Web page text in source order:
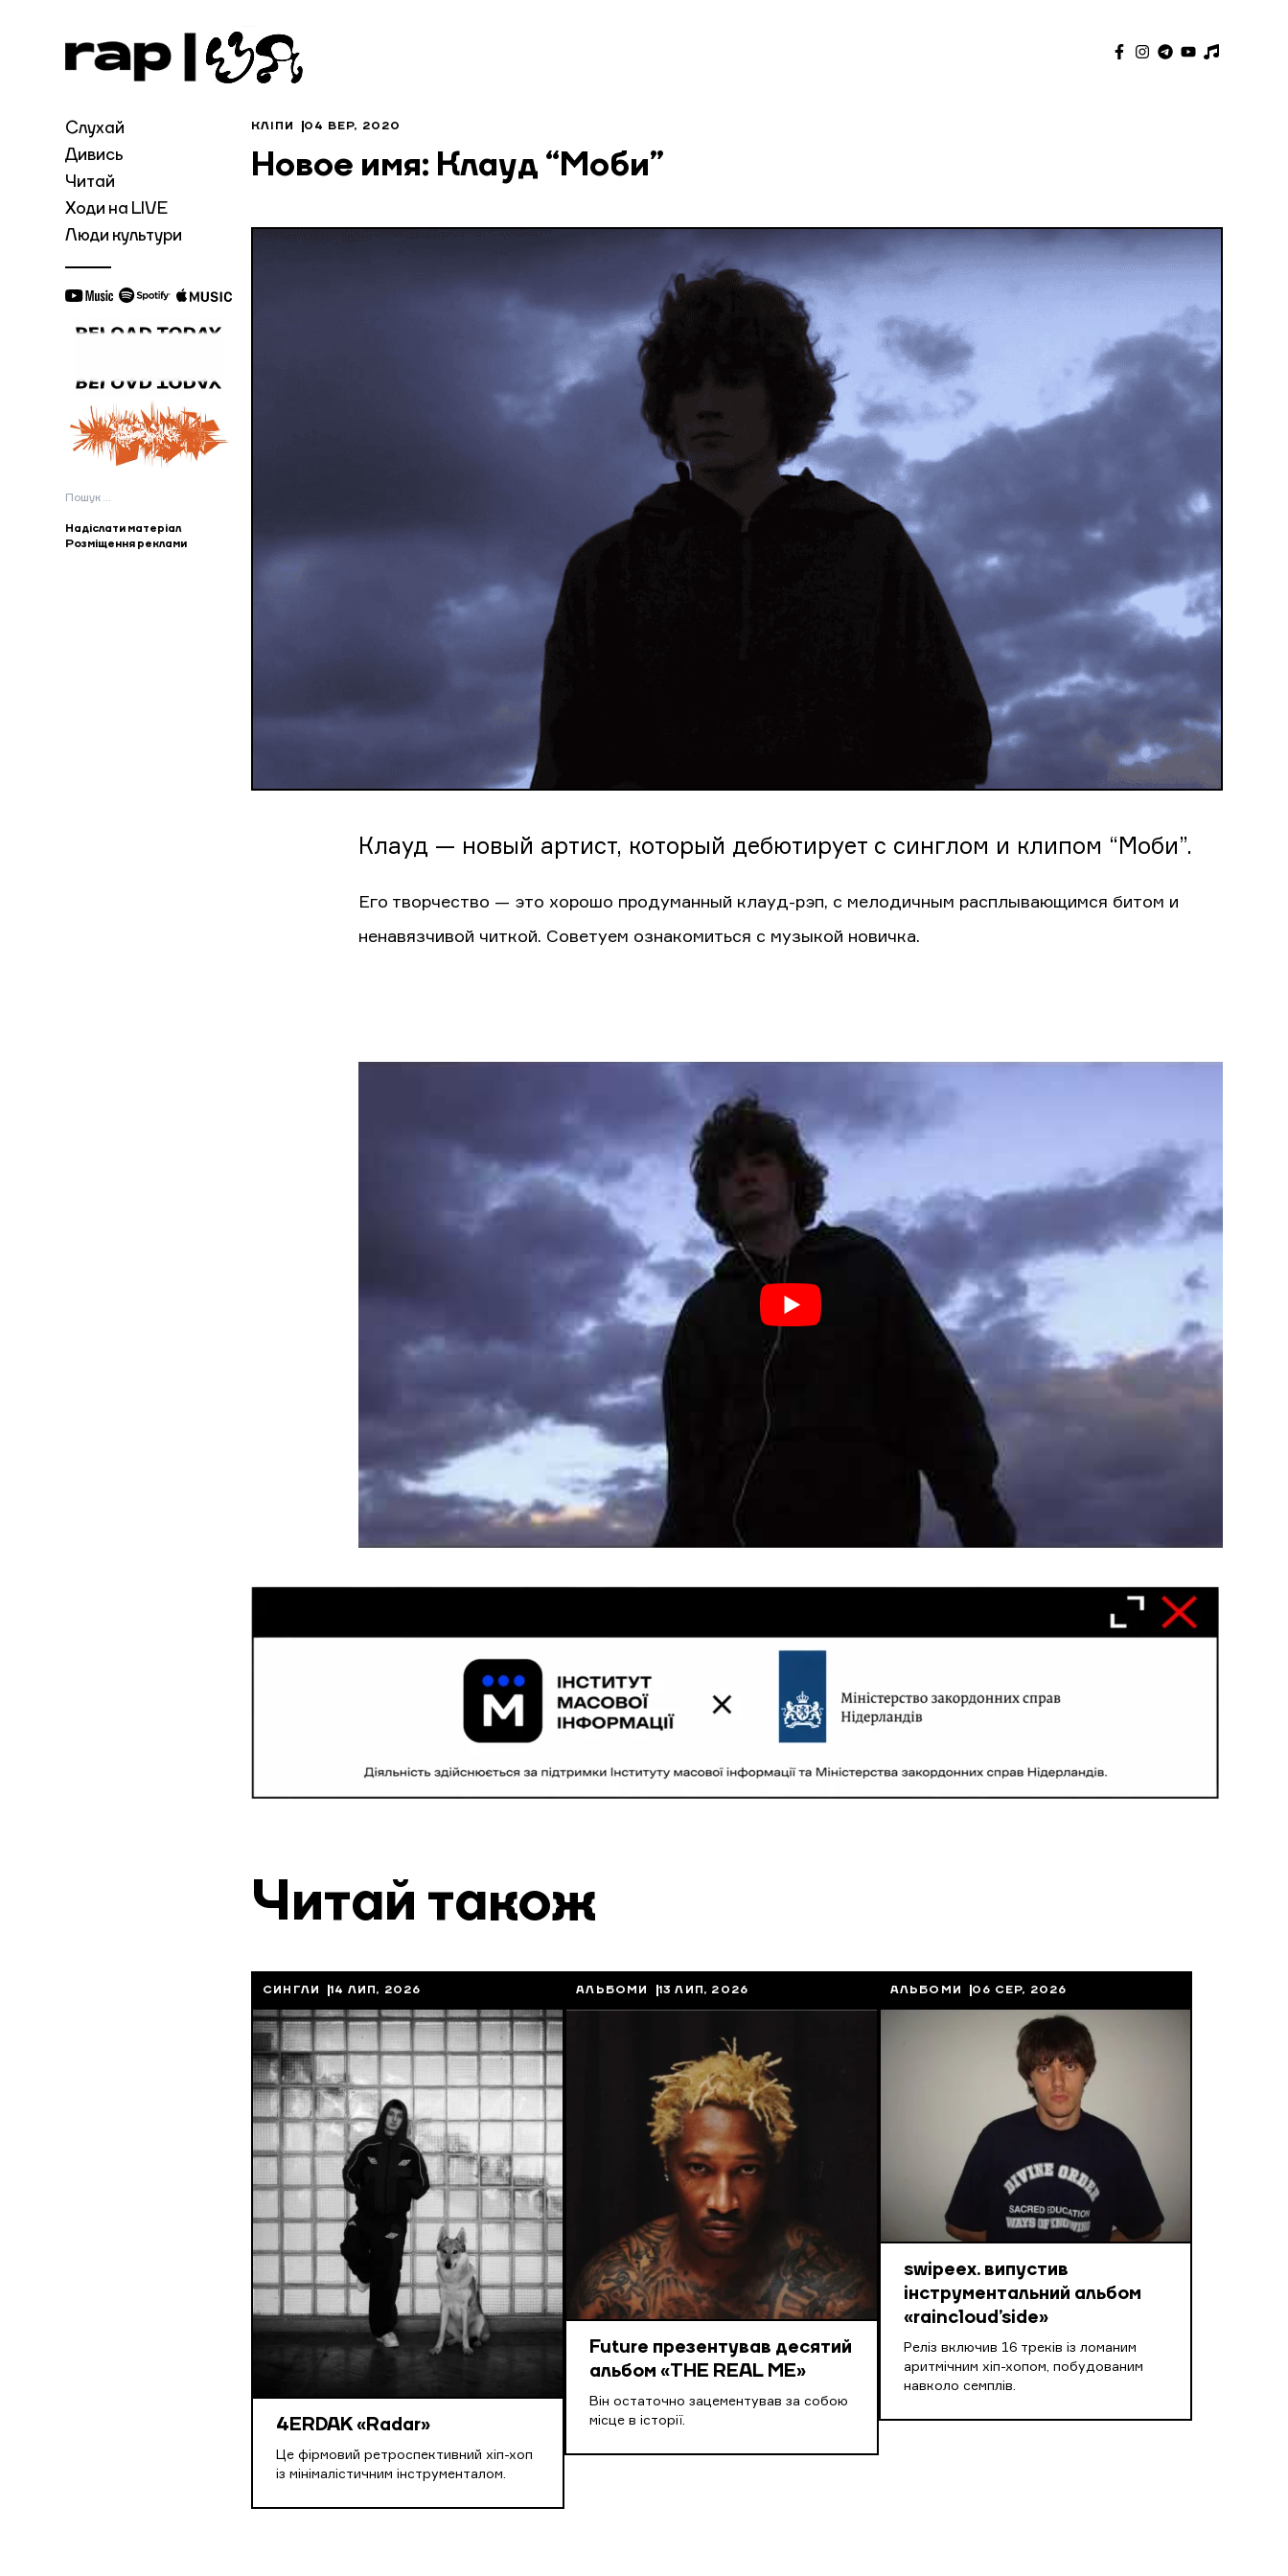
Слухай
Дивись
Читай
Ходи на LIVE
Люди культури
Пошук:
Надіслати матеріал
Розміщення реклами
КЛІПИ 04 ВЕР, 2020
Новое имя: Клауд “Моби”
Клауд — новый артист, который дебютирует с синглом и клипом “Моби”.
Его творчество — это хорошо продуманный клауд-рэп, с мелодичным расплывающимся битом и
ненавязчивой читкой. Советуем ознакомиться с музыкой новичка.
Читай також
СИНГЛИ 14 ЛИП, 2026
4ERDAK «Radar»
Це фірмовий ретроспективний хіп-хоп
із мінімалістичним інструменталом.
АЛЬБОМИ 13 ЛИП, 2026
Future презентував десятий
альбом «THE REAL ME»
Він остаточно зацементував за собою
місце в історії.
АЛЬБОМИ 06 СЕР, 2026
swipeex. випустив
інструментальний альбом
«raincloud’side»
Реліз включив 16 треків із ломаним
аритмічним хіп-хопом, побудованим
навколо семплів.